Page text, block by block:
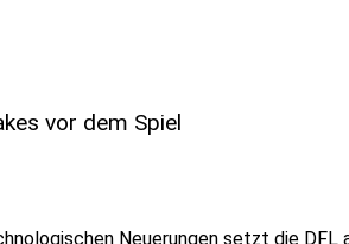
vor dem Spiel
Neuerungen setzt die DFL